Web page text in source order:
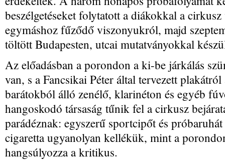
beszélgetéseket folytatott a diákokkal a
egymáshoz fűződő viszonyukról, majd
töltött Budapesten, utcai mutatványokkal
Az előadásban a porondon a ki-be járkálás
van, s a Fancsikai Péter által tervezett
barátokból álló zenélő, klarinéton és egyéb
hangoskodó társaság tűnik fel a cirkusz
parádéznak: egyszerű sportcipőt és
cigaretta ugyanolyan kellékük, mint a
hangsúlyozza a kritikus.